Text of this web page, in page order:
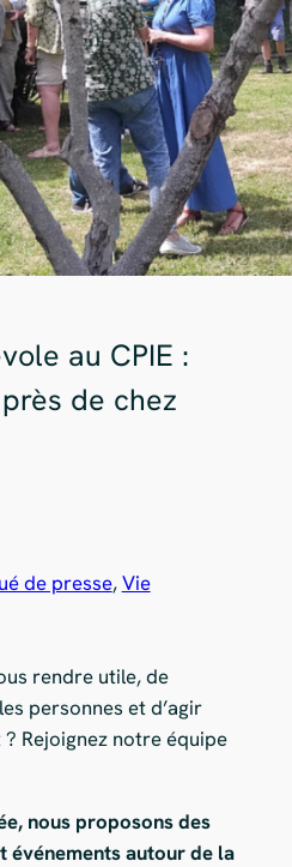
au CPIE :
de chez
de presse, Vie
rendre utile, de
personnes et d’agir
Rejoignez notre équipe
nous proposons des
événements autour de la